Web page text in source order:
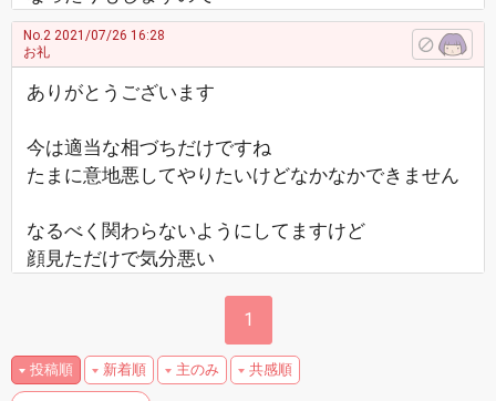
No.2 2021/07/26 16:28
お礼
ありがとうございます
今は適当な相づちだけですね
たまに意地悪してやりたいけどなかなかできません
なるべく関わらないようにしてますけど
顔見ただけで気分悪い
1
投稿順 新着順 主のみ 共感順